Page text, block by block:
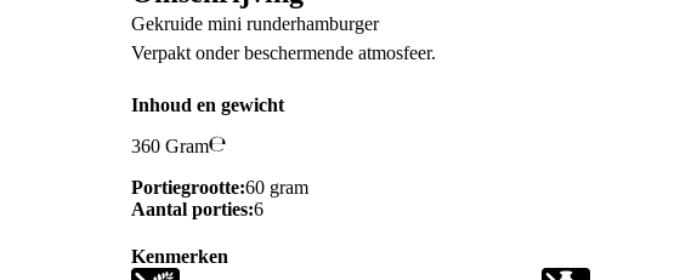
Gekruide mini runderhamburger
Verpakt onder beschermende atmosfeer.
Inhoud en gewicht
360 Gram
Portiegrootte:60 gram
Aantal porties:6
Kenmerken